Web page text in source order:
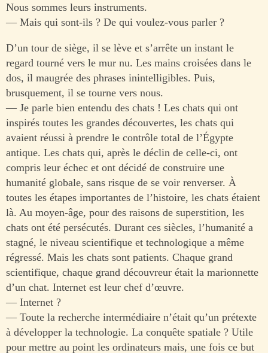
Nous sommes leurs instruments.
— Mais qui sont-ils ? De qui voulez-vous parler ?
D’un tour de siège, il se lève et s’arrête un instant le
regard tourné vers le mur nu. Les mains croisées dans le
dos, il maugrée des phrases inintelligibles. Puis,
brusquement, il se tourne vers nous.
— Je parle bien entendu des chats ! Les chats qui ont
inspirés toutes les grandes découvertes, les chats qui
avaient réussi à prendre le contrôle total de l’Égypte
antique. Les chats qui, après le déclin de celle-ci, ont
compris leur échec et ont décidé de construire une
humanité globale, sans risque de se voir renverser. À
toutes les étapes importantes de l’histoire, les chats étaient
là. Au moyen-âge, pour des raisons de superstition, les
chats ont été persécutés. Durant ces siècles, l’humanité a
stagné, le niveau scientifique et technologique a même
régressé. Mais les chats sont patients. Chaque grand
scientifique, chaque grand découvreur était la marionnette
d’un chat. Internet est leur chef d’œuvre.
— Internet ?
— Toute la recherche intermédiaire n’était qu’un prétexte
à développer la technologie. La conquête spatiale ? Utile
pour mettre au point les ordinateurs mais, une fois ce but